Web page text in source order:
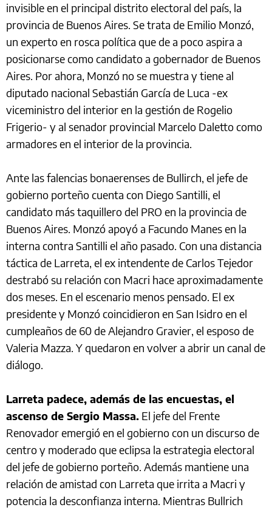
invisible en el principal distrito electoral del país, la
provincia de Buenos Aires. Se trata de Emilio Monzó,
un experto en rosca política que de a poco aspira a
posicionarse como candidato a gobernador de Buenos
Aires. Por ahora, Monzó no se muestra y tiene al
diputado nacional Sebastián García de Luca -ex
viceministro del interior en la gestión de Rogelio
Frigerio- y al senador provincial Marcelo Daletto como
armadores en el interior de la provincia.
Ante las falencias bonaerenses de Bullirch, el jefe de
gobierno porteño cuenta con Diego Santilli, el
candidato más taquillero del PRO en la provincia de
Buenos Aires. Monzó apoyó a Facundo Manes en la
interna contra Santilli el año pasado. Con una distancia
táctica de Larreta, el ex intendente de Carlos Tejedor
destrabó su relación con Macri hace aproximadamente
dos meses. En el escenario menos pensado. El ex
presidente y Monzó coincidieron en San Isidro en el
cumpleaños de 60 de Alejandro Gravier, el esposo de
Valeria Mazza. Y quedaron en volver a abrir un canal de
diálogo.
Larreta padece, además de las encuestas, el
ascenso de Sergio Massa. El jefe del Frente
Renovador emergió en el gobierno con un discurso de
centro y moderado que eclipsa la estrategia electoral
del jefe de gobierno porteño. Además mantiene una
relación de amistad con Larreta que irrita a Macri y
potencia la desconfianza interna. Mientras Bullrich